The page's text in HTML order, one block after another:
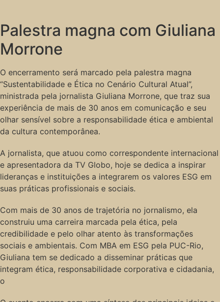
Palestra magna com Giuliana
Morrone
O encerramento será marcado pela palestra magna
“Sustentabilidade e Ética no Cenário Cultural Atual”,
ministrada pela jornalista Giuliana Morrone, que traz sua
experiência de mais de 30 anos em comunicação e seu
olhar sensível sobre a responsabilidade ética e ambiental
da cultura contemporânea.
A jornalista, que atuou como correspondente internacional
e apresentadora da TV Globo, hoje se dedica a inspirar
lideranças e instituições a integrarem os valores ESG em
suas práticas profissionais e sociais.
Com mais de 30 anos de trajetória no jornalismo, ela
construiu uma carreira marcada pela ética, pela
credibilidade e pelo olhar atento às transformações
sociais e ambientais. Com MBA em ESG pela PUC-Rio,
Giuliana tem se dedicado a disseminar práticas que
integram ética, responsabilidade corporativa e cidadania,
o